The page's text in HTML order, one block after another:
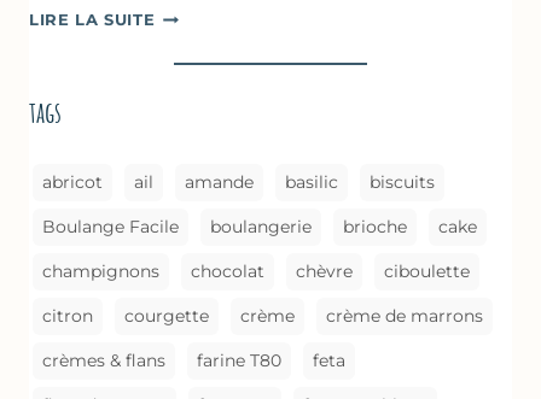
LIRE LA SUITE COURGETTES
LA
tags
abricot ail amande basilic biscuits
Boulange Facile boulangerie brioche cake
champignons chocolat chèvre ciboulette
citron courgette crème crème de marrons
crèmes & flans farine T80 feta